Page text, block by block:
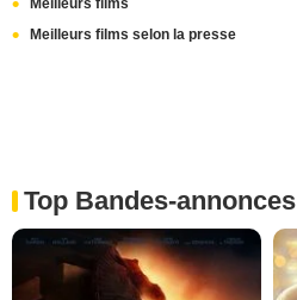
Meilleurs films
Meilleurs films selon la presse
Top Bandes-annonces